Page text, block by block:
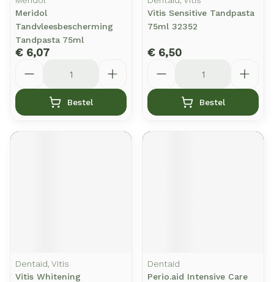
Meridol
Tandvleesbescherming
Tandpasta 75ml
€ 6,07
Bestel
Vitis Sensitive Tandpasta
75ml 32352
€ 6,50
Bestel
Dentaid, Vitis
Vitis Whitening
Dentaid
Perio.aid Intensive Care